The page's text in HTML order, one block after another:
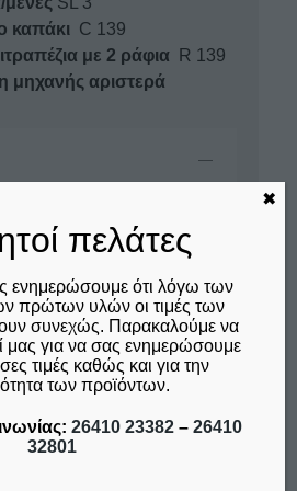
καπάκι C 139
με 2 ράφια
R 139
μηχανής αριστερά
αλλάζουν συνεχώς
μαζί μας για
για τις ισχύουσες τιμές
διαθεσιμότητα των
για αυτό το προϊόν
πελάτες
ενημερώσουμε ότι λόγω των
πρώτων υλών οι τιμές των
συνεχώς. Παρακαλούμε να
μας για να σας ενημερώσουμε
τιμές καθώς και για την
των προϊόντων.
26410 23382 – 26410
32801
✖